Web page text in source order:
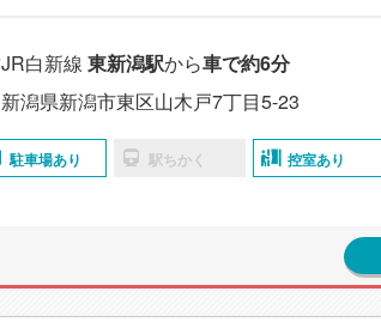
JR白新線 東新潟駅から車で約6分
新潟県新潟市東区山木戸7丁目5-23
駐車場あり 駅ちかく 控室あり